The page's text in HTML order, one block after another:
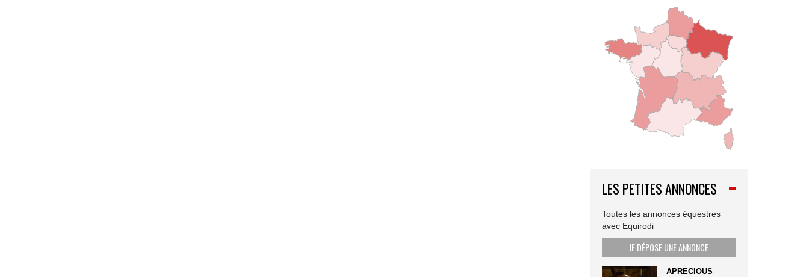
LES PETITES ANNONCES
Toutes les annonces équestres
avec Equirodi
JE DÉPOSE UNE ANNONCE
APRECIOUS